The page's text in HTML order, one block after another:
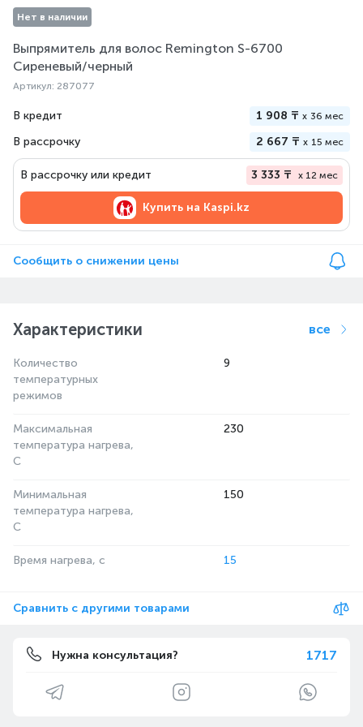
Нет в наличии
Выпрямитель для волос Remington S-6700
Сиреневый/черный
Артикул: 287077
В кредит 1 908 ₸ x 36 мес
В рассрочку 2 667 ₸ x 15 мес
В рассрочку или кредит 3 333 ₸ x 12 мес
Купить на Kaspi.kz
Сообщить о снижении цены
Характеристики все
Количество
температурных
режимов
9
Максимальная
температура нагрева,
С
230
Минимальная
температура нагрева,
С
150
Время нагрева, с 15
Сравнить с другими товарами
Нужна консультация? 1717